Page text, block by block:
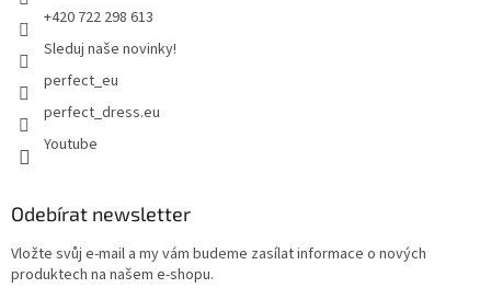
+420 722 298 613
Sleduj naše novinky!
perfect_eu
perfect_dress.eu
Youtube
Odebírat newsletter
Vložte svůj e-mail a my vám budeme zasílat informace o nových
produktech na našem e-shopu.